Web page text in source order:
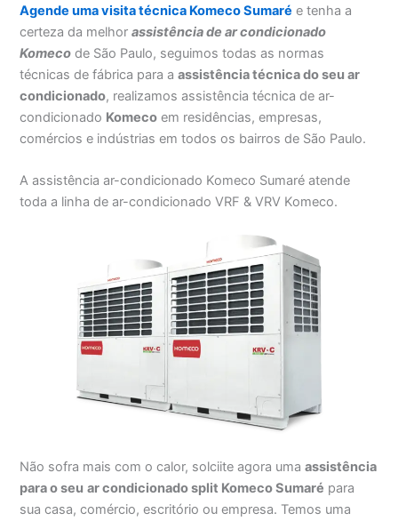
Agende uma visita técnica Komeco Sumaré e tenha a
certeza da melhorassistênciade ar condicionado
Komeco de São Paulo, seguimos todas as normas
técnicas de fábrica para aassistência técnica do seu ar
condicionado, realizamos assistência técnica de ar-
condicionado Komeco em residências, empresas,
comércios e indústrias em todos os bairros de São Paulo.
A assistência ar-condicionado Komeco Sumaré atende
toda a linha de ar-condicionado VRF & VRV Komeco.
Não sofra mais com o calor, solciite agora umaassistência
para o seu ar condicionado split Komeco Sumaré para
sua casa, comércio, escritório ou empresa. Temos uma